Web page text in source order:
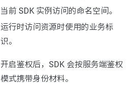
当前 SDK 实例访问的命名空间。
运行时访问资源时使用的业务标
识。
开启鉴权后，SDK 会按服务端鉴权
模式携带身份材料。